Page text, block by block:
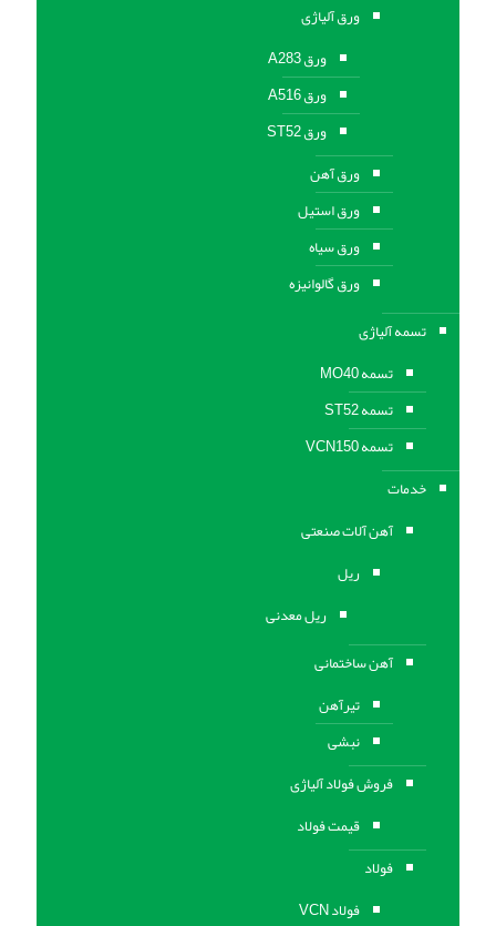
ورق آلیاژی
ورق A283
ورق A516
ورق ST52
ورق آهن
ورق استیل
ورق سیاه
ورق گالوانیزه
تسمه آلیاژی
تسمه MO40
تسمه ST52
تسمه VCN150
خدمات
آهن آلات صنعتی
ریل
ریل معدنی
آهن ساختمانی
تیرآهن
نبشی
فروش فولاد آلیاژی
قیمت فولاد
فولاد
فولاد VCN